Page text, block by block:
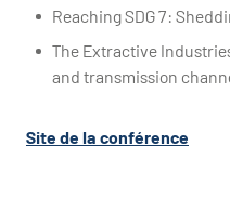
Reaching SDG 7:
The Extractive
and transmission
Site de la conférence